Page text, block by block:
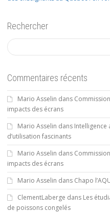
Rechercher
Commentaires récents
Mario Asselin dans
impacts des écrans
Mario Asselin dans Intelligence
d’utilisation fascinants
Mario Asselin dans
impacts des écrans
Mario Asselin dans Chapo
ClementLaberge dans Les
de poissons congelés